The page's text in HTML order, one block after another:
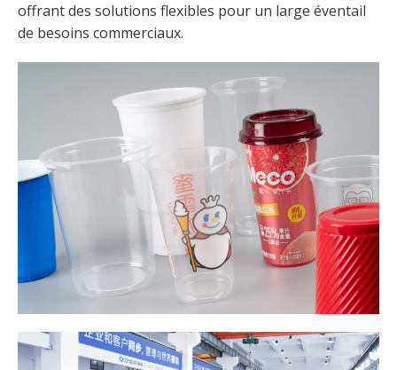
offrant des solutions flexibles pour un large éventail
de besoins commerciaux.